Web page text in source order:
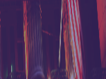
海战略合规圆桌
论坛（上海站）
圆满收官
邀请函 |
4.20《新政新形